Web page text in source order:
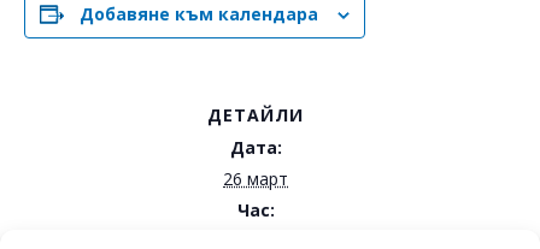
Добавяне към календара
ДЕТАЙЛИ
Дата:
26 март
Час: